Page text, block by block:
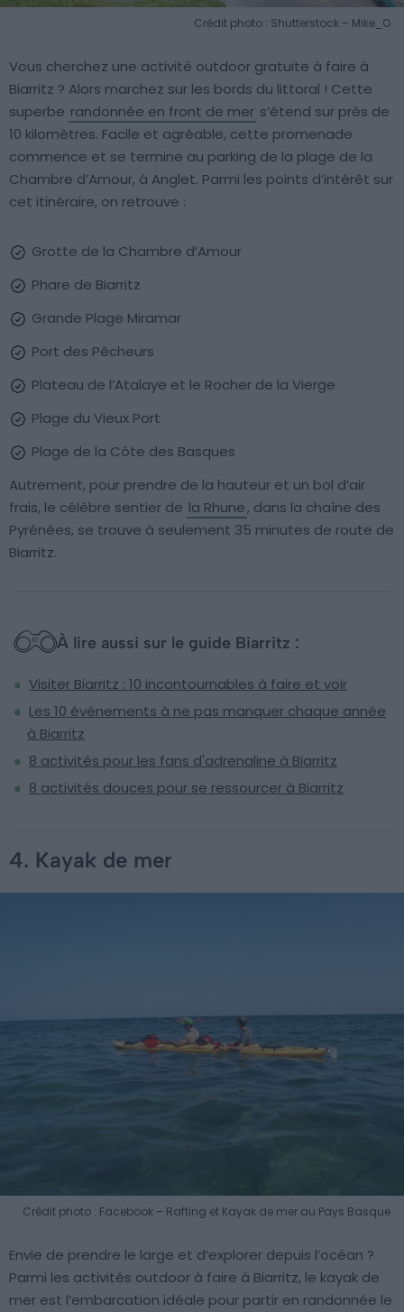
Crédit photo : Shutterstock – Mike_O
Vous cherchez une activité outdoor gratuite à faire à
Biarritz ? Alors marchez sur les bords du littoral ! Cette
superbe randonnée en front de mer s’étend sur près de
10 kilomètres. Facile et agréable, cette promenade
commence et se termine au parking de la plage de la
Chambre d’Amour, à Anglet. Parmi les points d’intérêt sur
cet itinéraire, on retrouve :
Grotte de la Chambre d’Amour
Phare de Biarritz
Grande Plage Miramar
Port des Pêcheurs
Plateau de l’Atalaye et le Rocher de la Vierge
Plage du Vieux Port
Plage de la Côte des Basques
Autrement, pour prendre de la hauteur et un bol d’air
frais, le célèbre sentier de la Rhune, dans la chaîne des
Pyrénées, se trouve à seulement 35 minutes de route de
Biarritz.
À lire aussi sur le guide Biarritz :
Visiter Biarritz : 10 incontournables à faire et voir
Les 10 événements à ne pas manquer chaque année
à Biarritz
8 activités pour les fans d'adrenaline à Biarritz
8 activités douces pour se ressourcer à Biarritz
4. Kayak de mer
Crédit photo : Facebook – Rafting et Kayak de mer au Pays Basque
Envie de prendre le large et d’explorer depuis l’océan ?
Parmi les activités outdoor à faire à Biarritz, le kayak de
mer est l’embarcation idéale pour partir en randonnée le